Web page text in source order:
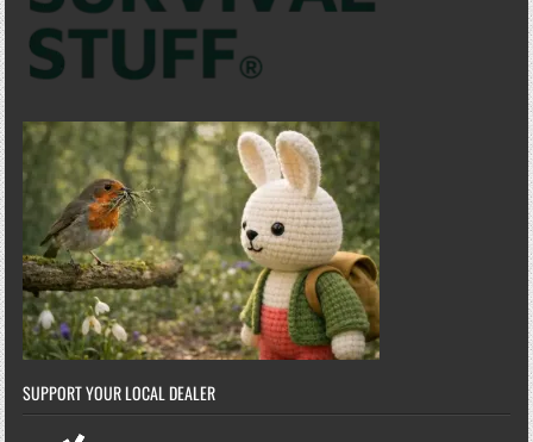
SUPPORT YOUR LOCAL DEALER